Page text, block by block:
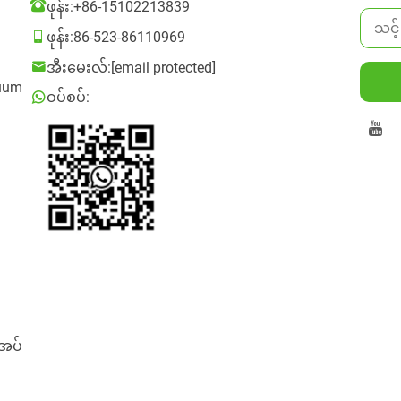
ပ်
ဖုန်း:+86-15102213839
ဖုန်း:86-523-86110969
အီးမေးလ်:[email protected]
ဝပ်စပ်: